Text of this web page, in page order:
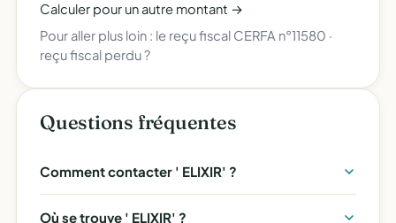
Calculer pour un autre montant →
Pour aller plus loin : le reçu fiscal CERFA n°11580 ·
reçu fiscal perdu ?
Questions fréquentes
Comment contacter ' ELIXIR' ?
Où se trouve ' ELIXIR' ?